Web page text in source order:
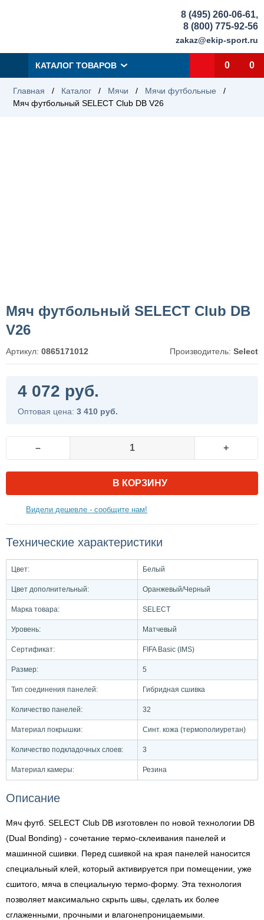
8 (495) 260-06-61,
8 (800) 775-92-56
zakaz@ekip-sport.ru
КАТАЛОГ ТОВАРОВ 0 0
Главная / Каталог / Мячи / Мячи футбольные
/
Мяч футбольный SELECT Club DB V26
Мяч футбольный SELECT Club DB
V26
Артикул: 0865171012 Производитель: Select
4 072 руб.
Оптовая цена: 3 410 руб.
– +
В КОРЗИНУ
Видели дешевле - сообщите нам!
Технические характеристики
Цвет: Белый
Цвет дополнительный: Оранжевый/Черный
Марка товара: SELECT
Уровень: Матчевый
Сертификат: FIFA Basic (IMS)
Размер: 5
Тип соединения панелей: Гибридная сшивка
Количество панелей: 32
Материал покрышки: Синт. кожа (термополиуретан)
Количество подкладочных слоев: 3
Материал камеры: Резина
Описание
Мяч футб. SELECT Club DB изготовлен по новой технологии DB
(Dual Bonding) - сочетание термо-склеивания панелей и
машинной сшивки. Перед сшивкой на края панелей наносится
специальный клей, который активируется при помещении, уже
сшитого, мяча в специальную термо-форму. Эта технология
позволяет максимально скрыть швы, сделать их более
сглаженными, прочными и влагонепроницаемыми.